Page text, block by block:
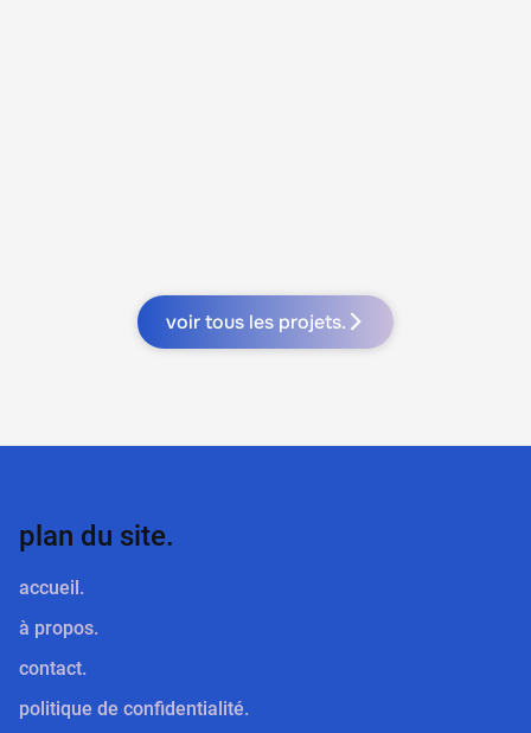
voir tous les projets.
plan du site.
accueil.
à propos.
contact.
politique de confidentialité.